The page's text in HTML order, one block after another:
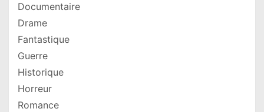
Documentaire
Drame
Fantastique
Guerre
Historique
Horreur
Romance